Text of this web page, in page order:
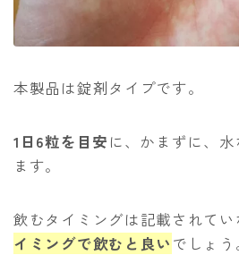
本製品は錠剤タイプです。
1日6粒を目安 に、かまずに、
ます。
飲むタイミングは記載されて
イミングで飲むと良い でしょう